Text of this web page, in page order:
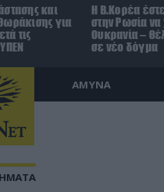
και
για
τις
Η Β.Κορέα
στην Ρωσία να
Ουκρανία –
σε νέο δόγμα
ΑΜΥΝΑ